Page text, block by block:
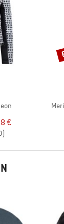
Preis
€
)